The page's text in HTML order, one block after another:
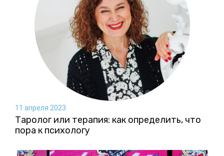
11 апреля 2023
Таролог или терапия: как определить, что
пора к психологу